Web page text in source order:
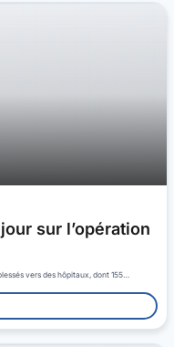
sur l’opération
vers des hôpitaux, dont 155…